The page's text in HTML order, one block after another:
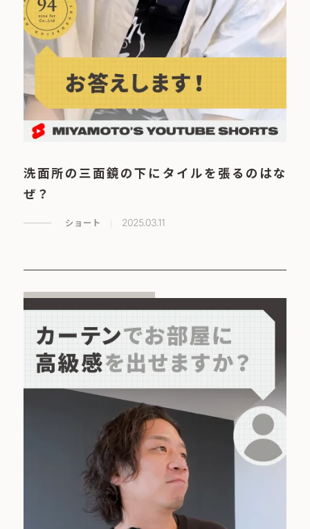
洗面所の三面鏡の下にタイルを張るのはな
ぜ？
ショート 2025.03.11